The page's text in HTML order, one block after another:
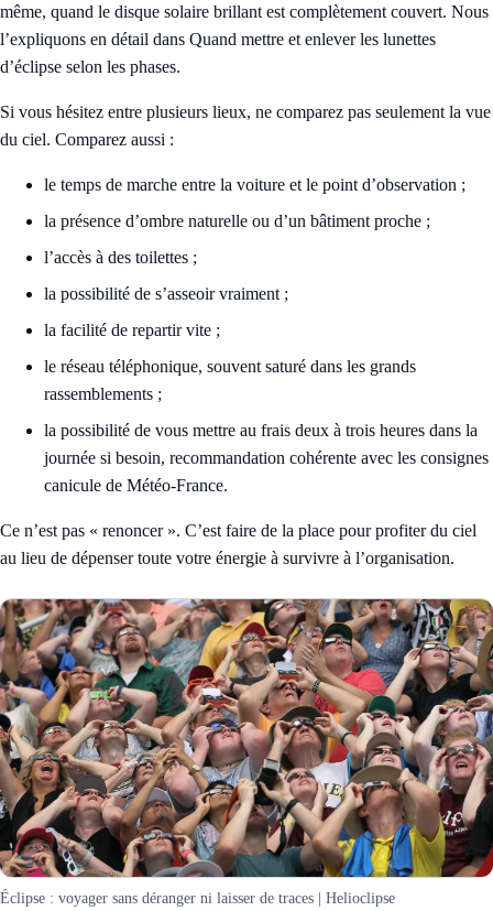
même, quand le disque solaire brillant est complètement couvert. Nous
l’expliquons en détail dans Quand mettre et enlever les lunettes
d’éclipse selon les phases.
Si vous hésitez entre plusieurs lieux, ne comparez pas seulement la vue
du ciel. Comparez aussi :
le temps de marche entre la voiture et le point d’observation ;
la présence d’ombre naturelle ou d’un bâtiment proche ;
l’accès à des toilettes ;
la possibilité de s’asseoir vraiment ;
la facilité de repartir vite ;
le réseau téléphonique, souvent saturé dans les grands
rassemblements ;
la possibilité de vous mettre au frais deux à trois heures dans la
journée si besoin, recommandation cohérente avec les consignes
canicule de Météo-France.
Ce n’est pas « renoncer ». C’est faire de la place pour profiter du ciel
au lieu de dépenser toute votre énergie à survivre à l’organisation.
Éclipse : voyager sans déranger ni laisser de traces | Helioclipse